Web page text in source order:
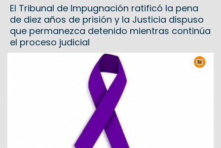
El Tribunal de Impugnación ratificó la pena
de diez años de prisión y la Justicia dispuso
que permanezca detenido mientras continúa
el proceso judicial